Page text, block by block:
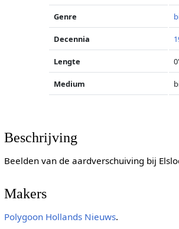
Genre
Decennia
Lengte
Medium
Beschrijving
Beelden van de aardverschuiving bij
Makers
Polygoon Hollands Nieuws.